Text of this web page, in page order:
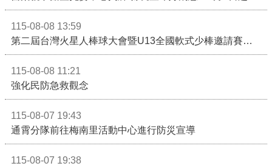
115-08-08 13:59
115-08-08 11:21
強化民防急救觀念
115-08-07 19:43
通霄分隊前往梅南里活動中心進行防災宣導
115-08-07 19:38